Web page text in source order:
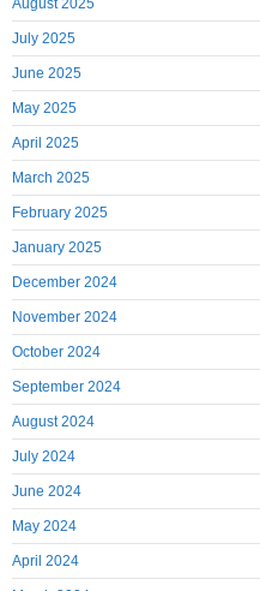
August 2025
July 2025
June 2025
May 2025
April 2025
March 2025
February 2025
January 2025
December 2024
November 2024
October 2024
September 2024
August 2024
July 2024
June 2024
May 2024
April 2024